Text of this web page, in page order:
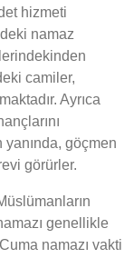
hizmeti
namaz
camiler,
Ayrıca
yanında, göçmen
görürler.
genellikle
namazı vakti